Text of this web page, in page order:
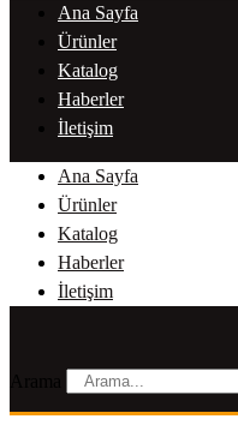
Ana Sayfa
Ürünler
Katalog
Haberler
İletişim
Ana Sayfa
Ürünler
Katalog
Haberler
İletişim